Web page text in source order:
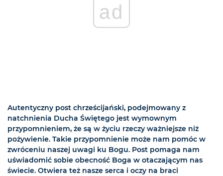
ad
Autentyczny post chrześcijański, podejmowany z
natchnienia Ducha Świętego jest wymownym
przypomnieniem, że są w życiu rzeczy ważniejsze niż
pożywienie. Takie przypomnienie może nam pomóc w
zwróceniu naszej uwagi ku Bogu. Post pomaga nam
uświadomić sobie obecność Boga w otaczającym nas
świecie. Otwiera też nasze serca i oczy na braci